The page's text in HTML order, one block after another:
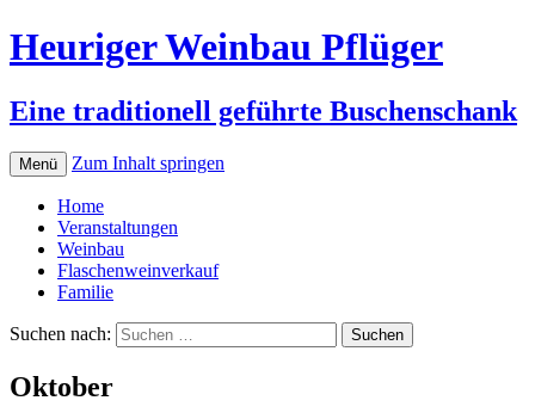
Heuriger Weinbau Pflüger
Eine traditionell geführte Buschenschank
Menü Zum Inhalt springen
Home
Veranstaltungen
Weinbau
Flaschenweinverkauf
Familie
Suchen nach:
Oktober